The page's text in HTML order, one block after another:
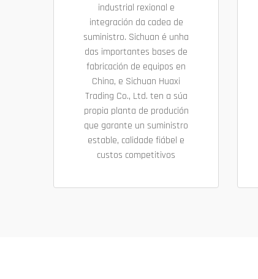
industrial rexional e
integración da cadea de
suministro. Sichuan é unha
das importantes bases de
fabricación de equipos en
China, e Sichuan Huaxi
Trading Co., Ltd. ten a súa
propia planta de produción
que garante un suministro
estable, calidade fiábel e
custos competitivos